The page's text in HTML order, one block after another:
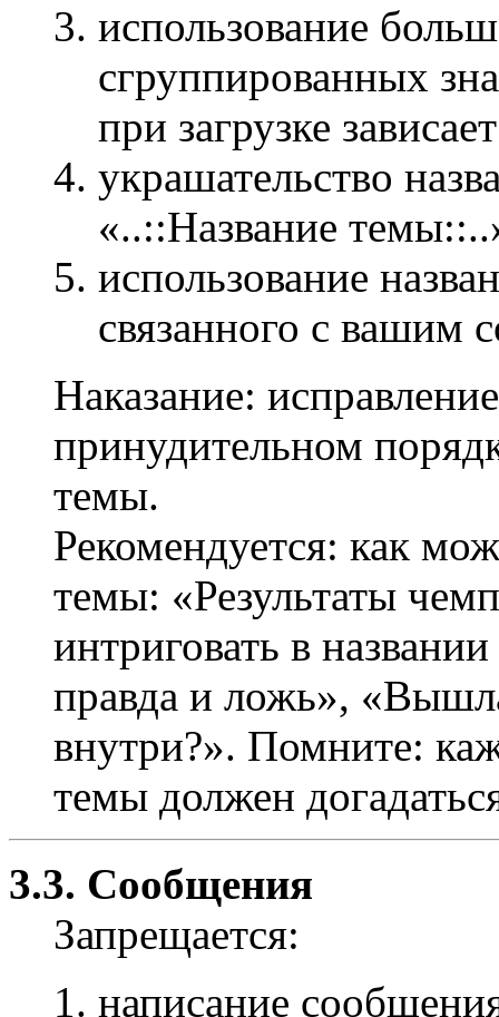
использование
сгруппированных
при загрузке
украшательство
«..::Название
использование
связанного с вашим
Наказание:
принудительном
темы.
Рекомендуется: как
темы: «Результаты
интриговать в
правда и ложь»,
внутри?». Помните:
темы должен
3.3. Сообщения
Запрещается:
написание